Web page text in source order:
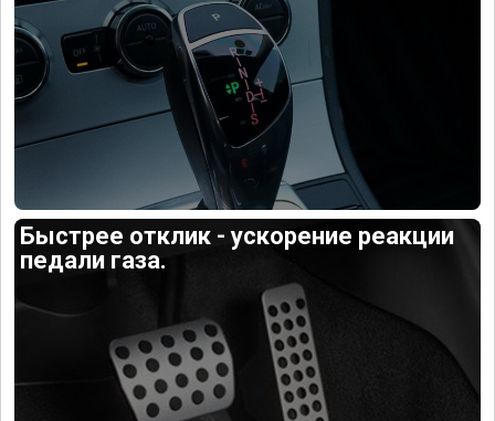
Быстрее отклик - ускорение реакции
педали газа.